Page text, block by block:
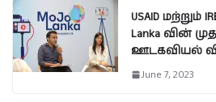
USAID மற்றும்
Lanka வின்
ஊடகவியல்
June 7, 2023